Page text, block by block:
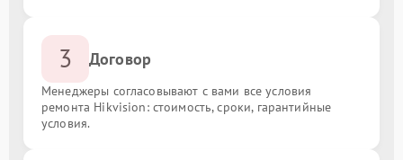
3 Договор
Менеджеры согласовывают с вами все условия
ремонта Hikvision: стоимость, сроки, гарантийные
условия.